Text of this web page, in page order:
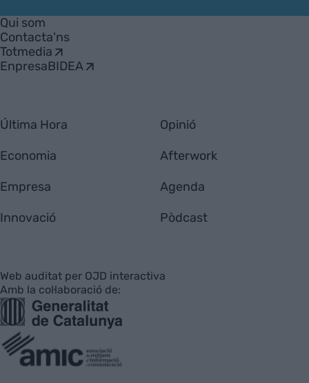
Empresa
Qui som
Contacta'ns
Totmedia
EnpresaBIDEA
Última Hora
Economia
Empresa
Innovació
Opinió
Afterwork
Agenda
Pòdcast
Web auditat per OJD interactiva
Amb la col·laboració de: